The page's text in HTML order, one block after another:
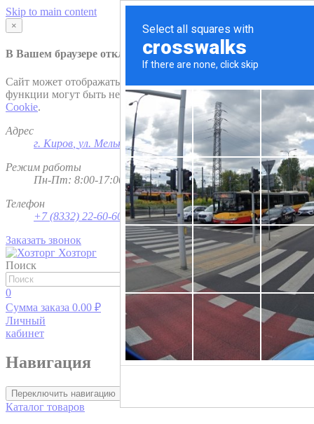
Skip to main content
×
В Вашем браузере отключена поддержкаCookie
Сайт может отображаться некорректно и/или некоторые
функции могут быть недоступны. Рекомендуем включить
Cookie.
Адрес
г. Киров ул. Мельничная, д. 1
Режим работы
Пн-Пт: 8:00-17:00; Сб - Вс - выходной
Телефон
+7 (8332) 22-60-60
Заказать звонок
Хозторг
Поиск
0
Сумма заказа 0.00 ₽
Личный
кабинет
Навигация
Переключить навигацию
Каталог товаров